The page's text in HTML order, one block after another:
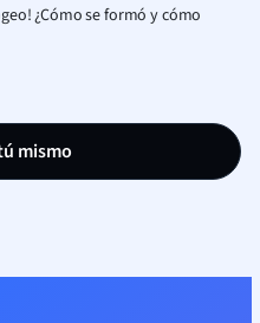
¿Cómo se formó y cómo
mismo